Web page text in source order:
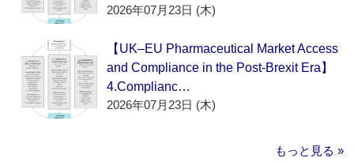
2026年07月23日 (木)
【UK–EU Pharmaceutical Market Access
and Compliance in the Post-Brexit Era】
4.Complianc…
2026年07月23日 (木)
もっと見る »